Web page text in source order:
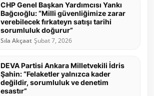
CHP Genel Başkan Yardımcısı Yankı
Bağcıoğlu: “Milli güvenliğimize zarar
verebilecek fırkateyn satışı tarihi
sorumluluk doğurur”
Sıla Akçaat Şubat 7, 2026
DEVA Partisi Ankara Milletvekili İdris
Şahin: “Felaketler yalnızca kader
değildir, sorumluluk ve denetim
esastır”